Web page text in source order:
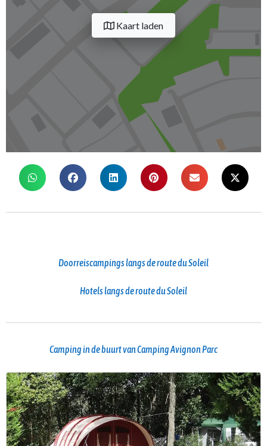
Kaart laden
Doorreiscampings langs de route du Soleil
Hotels langs de route du Soleil
Camping in de buurt van Camping Avignon Parc